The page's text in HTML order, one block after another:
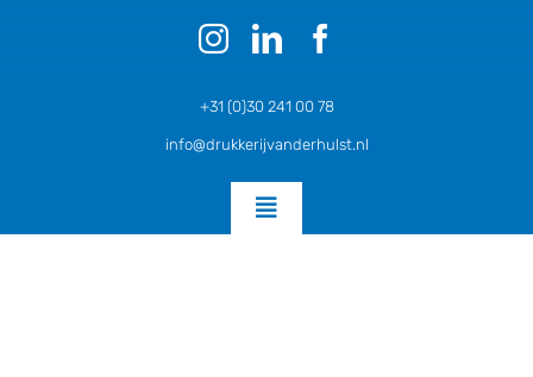
+31 (0)30 241 00 78
info@drukkerijvanderhulst.nl
Toggle